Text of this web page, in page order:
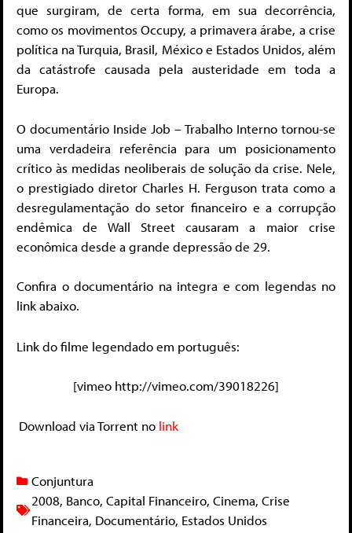
que surgiram, de certa forma, em sua decorrência,
como os movimentos Occupy, a primavera árabe, a crise
política na Turquia, Brasil, México e Estados Unidos, além
da catástrofe causada pela austeridade em toda a
Europa.
O documentário Inside Job – Trabalho Interno tornou-se
uma verdadeira referência para um posicionamento
crítico às medidas neoliberais de solução da crise. Nele,
o prestigiado diretor Charles H. Ferguson trata como a
desregulamentação do setor financeiro e a corrupção
endêmica de Wall Street causaram a maior crise
econômica desde a grande depressão de 29.
Confira o documentário na integra e com legendas no
link abaixo.
Link do filme legendado em português:
[vimeo http://vimeo.com/39018226]
Download via Torrent no link
Conjuntura
2008, Banco, Capital Financeiro, Cinema, Crise
Financeira, Documentário, Estados Unidos